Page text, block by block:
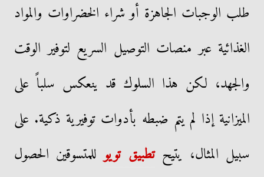
طلب الوجبات الجاهزة أو شراء الخضراوات والمواد
الغذائية عبر منصات التوصيل السريع لتوفير الوقت
والجهد، لكن هذا السلوك قد ينعكس سلباً على
الميزانية إذا لم يتم ضبطه بأدوات توفيرية ذكية. على
سبيل المثال، يتيحتطبيق تويوللمتسوقين الحصول